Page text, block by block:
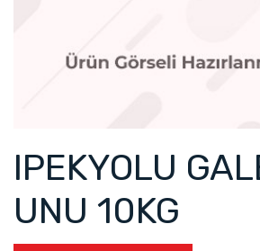
IPEKYOLU
UNU 10KG